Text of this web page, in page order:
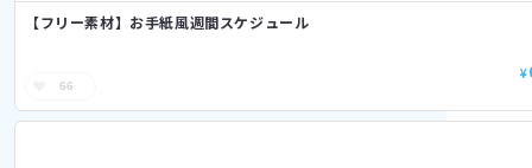
【フリー素材】お手紙風週間スケジュール
66
¥